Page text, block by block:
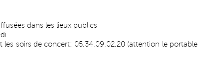
dans les lieux publics
les soirs de concert: 05.34.09.02.20 (attention le portable